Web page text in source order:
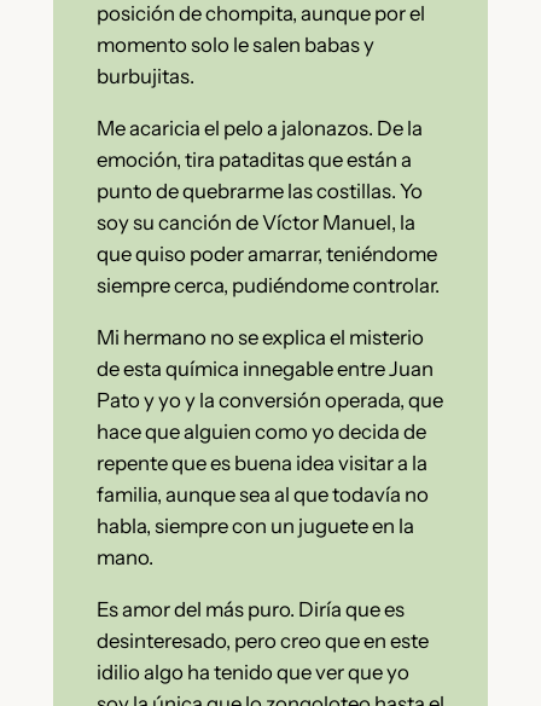
posición de chompita, aunque por el
momento solo le salen babas y
burbujitas.
Me acaricia el pelo a jalonazos. De la
emoción, tira pataditas que están a
punto de quebrarme las costillas. Yo
soy su canción de Víctor Manuel, la
que quiso poder amarrar, teniéndome
siempre cerca, pudiéndome controlar.
Mi hermano no se explica el misterio
de esta química innegable entre Juan
Pato y yo y la conversión operada, que
hace que alguien como yo decida de
repente que es buena idea visitar a la
familia, aunque sea al que todavía no
habla, siempre con un juguete en la
mano.
Es amor del más puro. Diría que es
desinteresado, pero creo que en este
idilio algo ha tenido que ver que yo